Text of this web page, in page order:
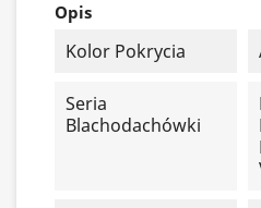
Opis
Kolor Pokrycia
Seria
Blachodachówki